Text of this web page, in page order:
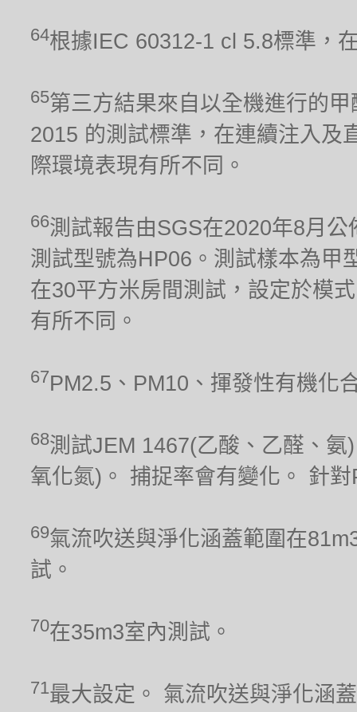
64根據IEC 60312-1 cl 5.8標準，
65第三方結果來自以全機進行的
2015 的測試標準，在連續注入及
際環境表現有所不同。
66測試報告由SGS在2020年8月
測試型號為HP06。測試樣本為甲
在30平方米房間測試，設定於模
有所不同。
67PM2.5、PM10、揮發性有機化
68測試JEM 1467(乙酸、乙醛、
氧化氮)。 捕捉率會有變化。 針
69氣流吹送與淨化涵蓋範圍在
試。
70在35m3室內測試。
71最大設定。 氣流吹送與淨化涵